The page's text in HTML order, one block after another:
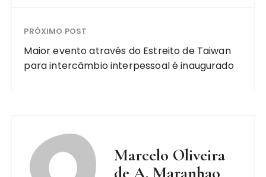
PRÓXIMO POST
Maior evento através do Estreito de Taiwan
para intercâmbio interpessoal é inaugurado
Marcelo Oliveira
de A. Maranhao